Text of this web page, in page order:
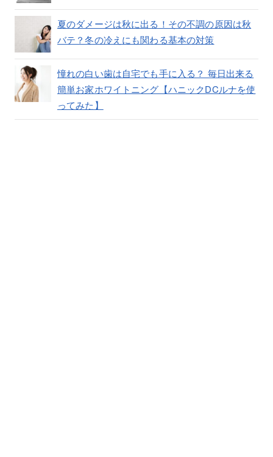
夏のダメージは秋に出る！その不調の原因は秋
バテ？冬の冷えにも関わる基本の対策
憧れの白い歯は自宅でも手に入る？ 毎日出来る
簡単お家ホワイトニング【ハニックDCルナを使
ってみた】